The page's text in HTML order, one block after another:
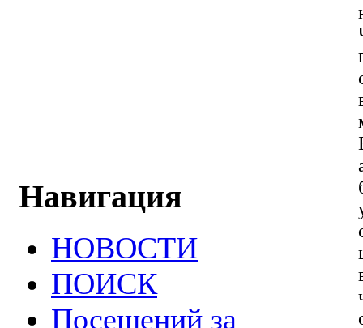
Навигация
НОВОСТИ
ПОИСК
Посещений за